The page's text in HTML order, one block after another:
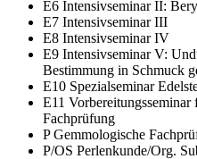
E6 Intensivseminar II:
E7 Intensivseminar III
E8 Intensivseminar IV
E9 Intensivseminar V:
Bestimmung in Schmuck
E10 Spezialseminar
E11
Fachprüfung
P Gemmologische
P/OS Perlenkunde/Org.